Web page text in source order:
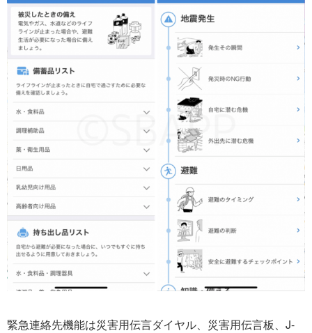
緊急連絡先機能は災害用伝言ダイヤル、災害用伝言板、J-